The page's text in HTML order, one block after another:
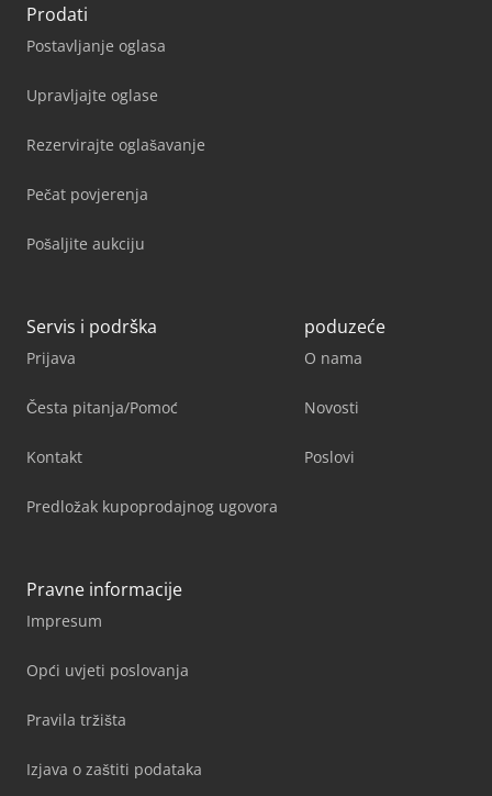
Prodati
Postavljanje oglasa
Upravljajte oglase
Rezervirajte oglašavanje
Pečat povjerenja
Pošaljite aukciju
Servis i podrška
Prijava
Česta pitanja/Pomoć
Kontakt
Predložak kupoprodajnog ugovora
poduzeće
O nama
Novosti
Poslovi
Pravne informacije
Impresum
Opći uvjeti poslovanja
Pravila tržišta
Izjava o zaštiti podataka